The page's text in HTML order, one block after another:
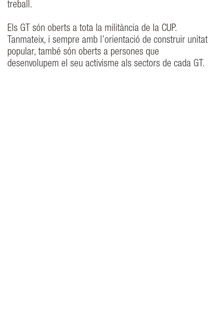
treball.
Els GT són oberts a tota la militància de la CUP.
Tanmateix, i sempre amb l’orientació de construir unitat
popular, també són oberts a persones que
desenvolupem el seu activisme als sectors de cada GT.